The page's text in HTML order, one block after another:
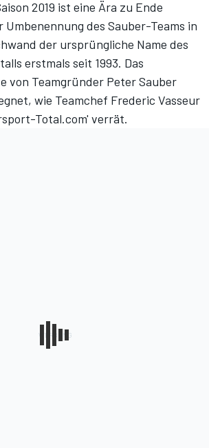
2019 ist eine Ära zu Ende
Umbenennung des Sauber-Teams in
der ursprüngliche Name des
erstmals seit 1993. Das
von Teamgründer Peter Sauber
wie Teamchef Frederic Vasseur
Total.com' verrät.